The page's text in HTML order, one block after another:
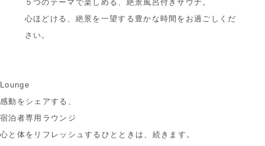
５つのテーマで楽しめる、絶景風呂付きサウナ。
心ほどける、絶景を一望する豊かな時間をお過ごしくだ
さい。
Lounge
感動をシェアする、
宿泊者専用ラウンジ
心と体をリフレッシュするひとときは、続きます。